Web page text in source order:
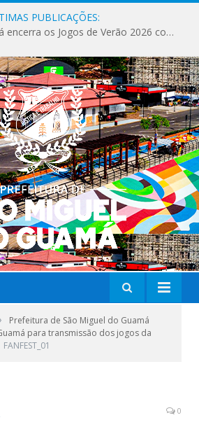
PUBLICAÇÕES:
São Miguel do Guamá encerra os Jogos de Verão 2026 com sucesso de público e competições.
Prefeitura de São Miguel do Guamá
para transmissão dos jogos da
FANFEST_01
0